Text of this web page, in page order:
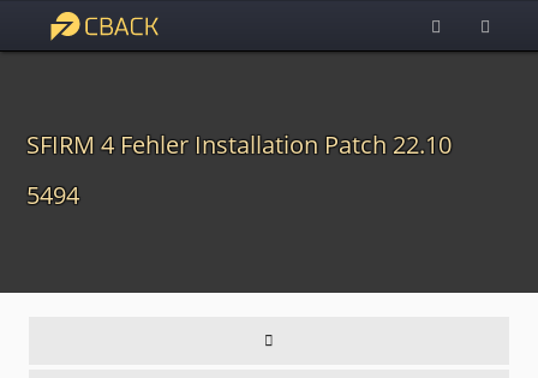
SFIRM 4 Fehler Installation Patch 22.10
5494